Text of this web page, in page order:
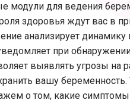
модули для ведения
здоровья ждут вас в
анализирует динамику
при
выявлять угрозы на
вашу
о том, какие